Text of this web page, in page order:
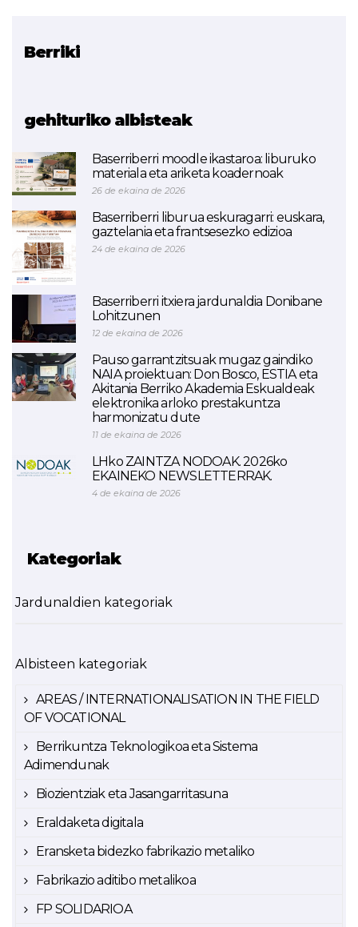
Berriki
gehituriko albisteak
Baserriberri moodle ikastaroa: liburuko
materiala eta ariketa koadernoak
26 de ekaina de 2026
Baserriberri liburua eskuragarri: euskara,
gaztelania eta frantsesezko edizioa
24 de ekaina de 2026
Baserriberri itxiera jardunaldia Donibane
Lohitzunen
12 de ekaina de 2026
Pauso garrantzitsuak mugaz gaindiko
NAIA proiektuan: Don Bosco, ESTIA eta
Akitania Berriko Akademia Eskualdeak
elektronika arloko prestakuntza
harmonizatu dute
11 de ekaina de 2026
LHko ZAINTZA NODOAK. 2026ko
EKAINEKO NEWSLETTERRAK.
4 de ekaina de 2026
Kategoriak
Jardunaldien kategoriak
Albisteen kategoriak
AREAS / INTERNATIONALISATION IN THE FIELD
OF VOCATIONAL
Berrikuntza Teknologikoa eta Sistema
Adimendunak
Biozientziak eta Jasangarritasuna
Eraldaketa digitala
Eransketa bidezko fabrikazio metaliko
Fabrikazio aditibo metalikoa
FP SOLIDARIOA